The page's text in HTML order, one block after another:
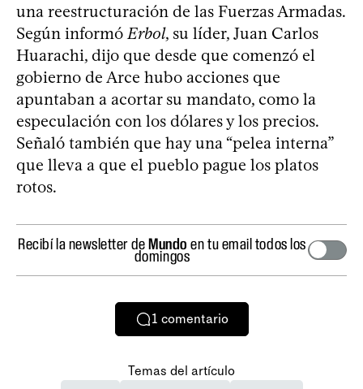
una reestructuración de las Fuerzas Armadas.
Según informó Erbol, su líder, Juan Carlos
Huarachi, dijo que desde que comenzó el
gobierno de Arce hubo acciones que
apuntaban a acortar su mandato, como la
especulación con los dólares y los precios.
Señaló también que hay una “pelea interna”
que lleva a que el pueblo pague los platos
rotos.
Recibí la newsletter deMundo en tu email todos los
domingos
1 comentario
Temas del artículo